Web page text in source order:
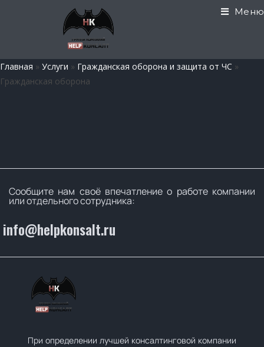
Меню
Главная » Услуги » Гражданская оборона и защита от ЧС »
Гражданская оборона
Сообщите нам своё впечатление о работе компании
или отдельного сотрудника:
info@helpkonsalt.ru
При определении лучшей консалтинговой компании